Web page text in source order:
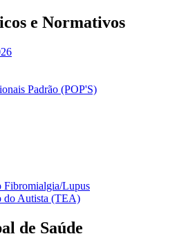
e Normativos
Padrão (POP'S)
Fibromialgia/Lupus
do Autista (TEA)
de Saúde